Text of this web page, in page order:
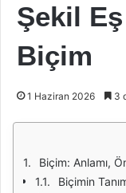
Şekil Eş
Biçim
1 Haziran 2026 3
Biçim: Anlamı,
Biçimin